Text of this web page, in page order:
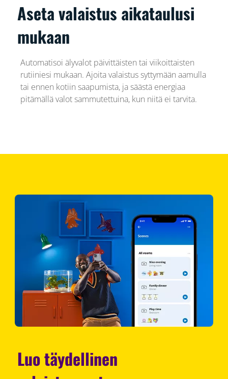
Aseta valaistus aikataulusi
mukaan
Automatisoi älyvalot päivittäisten tai viikoittaisten
rutiiniesi mukaan. Ajoita valaistus syttymään aamulla
tai ennen kotiin saapumista, ja säästä energiaa
pitämällä valot sammutettuina, kun niitä ei tarvita.
Luo täydellinen